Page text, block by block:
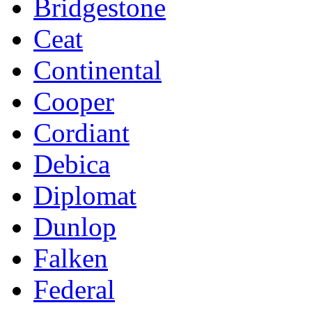
Bridgestone
Ceat
Continental
Cooper
Cordiant
Debica
Diplomat
Dunlop
Falken
Federal